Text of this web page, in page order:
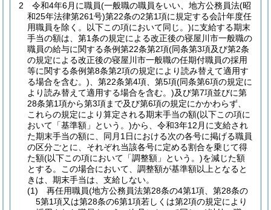
2
令和4年6月に職員(一般職の職員をいい、地方公務員法(昭
和25年法律第261号)第22条の2第1項に規定する会計年度任
用職員を除く。以下この項において同じ。)に支給する期末
手当の額は、第1条の規定による改正後の寝屋川市一般職の
職員の給与に関する条例第22条第2項(同条第3項及び第2条
の規定による改正後の寝屋川市一般職の任期付職員の採用
等に関する条例第8条第2項の規定により読み替えて適用す
る場合を含む。) 、第22条第4項、第5項(同条第6項の規定に
より読み替えて適用する場合を含む。)及び第7項並びに第
28条第1項から第3項まで及び第6項の規定にかかわらず、
これらの規定により算定される期末手当の額(以下この項に
おいて「基準額」という。)から、令和3年12月に支給され
た期末手当の額に、同月1日における次の各号に掲げる職員
の区分ごとに、それぞれ当該各号に定める割合を乗じて得
た額(以下この項において「調整額」という。)を減じた額
とする。
この場合において、調整額が基準額以上となると
きは、期末手当は、支給しない。
(1)
再任用職員(地方公務員法第28条の4第1項、第28条の
5第1項又は第28条の6第1項若しくは第2項の規定により